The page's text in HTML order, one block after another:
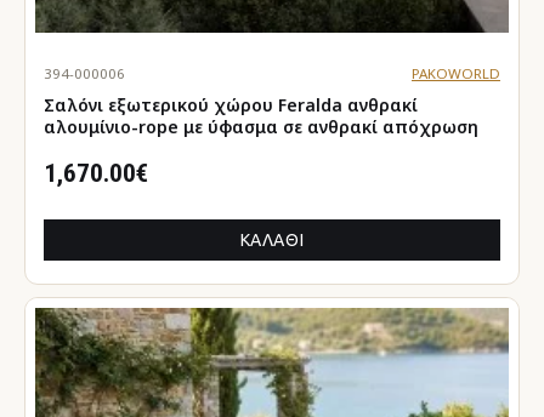
394-000006 PAKOWORLD
Σαλόνι εξωτερικού χώρου Feralda ανθρακί
αλουμίνιο-rope με ύφασμα σε ανθρακί απόχρωση
1,670.00€
ΚΑΛΆΘΙ